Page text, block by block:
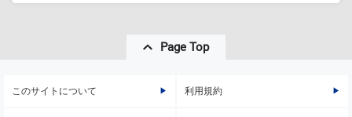
Page Top
このサイトについて 利用規約